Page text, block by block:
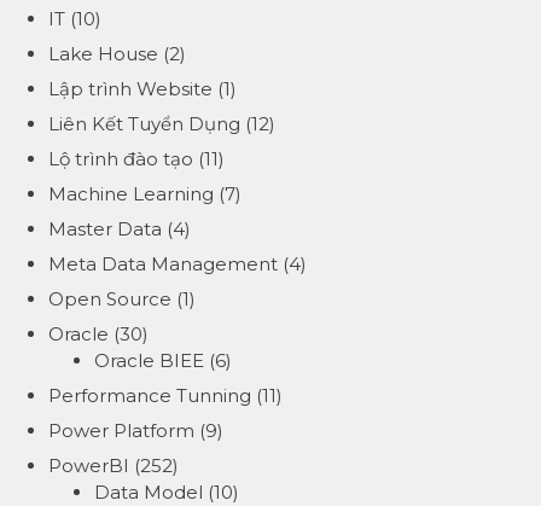
IT (10)
Lake House (2)
Lập trình Website (1)
Liên Kết Tuyển Dụng (12)
Lộ trình đào tạo (11)
Machine Learning (7)
Master Data (4)
Meta Data Management (4)
Open Source (1)
Oracle (30)
Oracle BIEE (6)
Performance Tunning (11)
Power Platform (9)
PowerBI (252)
Data Model (10)